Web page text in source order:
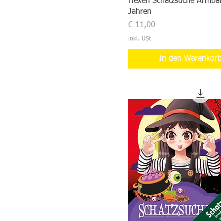
Jahren
Preis
€ 11,00
inkl. USt
In den